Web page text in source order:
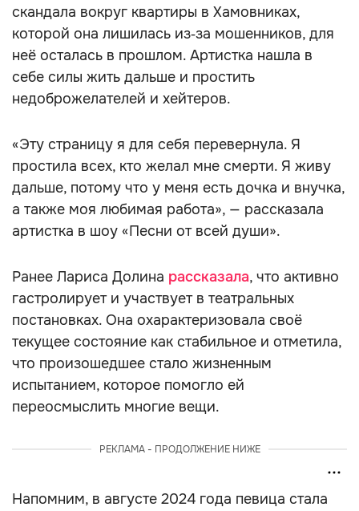
скандала вокруг квартиры в Хамовниках,
которой она лишилась из‑за мошенников, для
неё осталась в прошлом. Артистка нашла в
себе силы жить дальше и простить
недоброжелателей и хейтеров.
«Эту страницу я для себя перевернула. Я
простила всех, кто желал мне смерти. Я живу
дальше, потому что у меня есть дочка и внучка,
а также моя любимая работа», — рассказала
артистка в шоу «Песни от всей души».
Ранее Лариса Долина рассказала, что активно
гастролирует и участвует в театральных
постановках. Она охарактеризовала своё
текущее состояние как стабильное и отметила,
что произошедшее стало жизненным
испытанием, которое помогло ей
переосмыслить многие вещи.
РЕКЛАМА - ПРОДОЛЖЕНИЕ НИЖЕ
Напомним, в августе 2024 года певица стала